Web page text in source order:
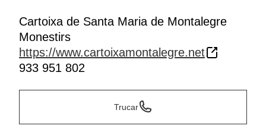
Cartoixa de Santa Maria de Montalegre
Monestirs
https://www.cartoixamontalegre.net
933 951 802
Trucar